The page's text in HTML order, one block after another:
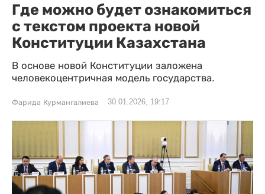
Где можно будет ознакомиться
с текстом проекта новой
Конституции Казахстана
В основе новой Конституции заложена
человекоцентричная модель государства.
Фарида Курмангалиева 30.01.2026, 19:17